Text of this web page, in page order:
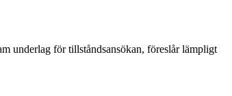
underlag för tillståndsansökan, föreslår lämpligt